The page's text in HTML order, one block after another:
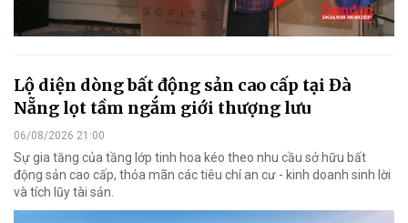
Lộ diện dòng bất động sản cao cấp tại Đà
Nẵng lọt tầm ngắm giới thượng lưu
06/08/2026 21:00
Sự gia tăng của tầng lớp tinh hoa kéo theo nhu cầu sở hữu bất
động sản cao cấp, thỏa mãn các tiêu chí an cư - kinh doanh sinh lời
và tích lũy tài sản.